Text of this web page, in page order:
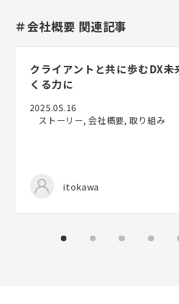
＃会社概要 関連記事
クライアントと共に歩むDX――
くる力に
2025.05.16
ストーリー, 会社概要, 取り組み
itokawa